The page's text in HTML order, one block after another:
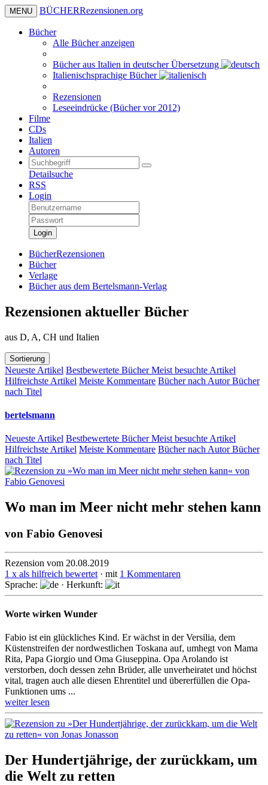
MENU BÜCHERRezensionen.org
Bücher
Alle Bücher anzeigen
Bücher aus Italien in deutscher Übersetzung
Italienischsprachige Bücher
Rezensionen
Leseeindrücke (Bücher vor 2012)
Filme
CDs
Italien
Autoren
Detailsuche
RSS
Login
Login
BücherRezensionen
Bücher
Verlage
Bücher aus dem Bertelsmann-Verlag
Rezensionen aktueller Bücher
aus D, A, CH und Italien
Sortierung
Neueste Artikel Bestbewertete BücherMeist besuchte Artikel
Hilfreichste Artikel Meiste Kommentare Bücher nach AutorBücher
nach Titel
bertelsmann
Neueste Artikel Bestbewertete BücherMeist besuchte Artikel
Hilfreichste Artikel Meiste Kommentare Bücher nach AutorBücher
nach Titel
Wo man im Meer nicht mehr stehen kann
von Fabio Genovesi
Rezension vom 20.08.2019
1 x als hilfreich bewertet · mit 1 Kommentaren
Sprache:
· Herkunft:
Worte wirken Wunder
Fabio ist ein glückliches Kind. Er wächst in der Versilia, dem
Küsten­streifen der nord­west­lichen Toskana auf, umhegt von Mama
Rita, Papa Giorgio und Oma Giuseppina. Opa Arolando ist
verstorben, doch dessen zehn Brüder, alle unver­heira­tet und höchst
vital, tragen auch alle diesen Ehrentitel und überer­füllen die Opa-
Funktionen ums ...
weiter lesen
Der Hundertjährige, der zurückkam, um
die Welt zu retten